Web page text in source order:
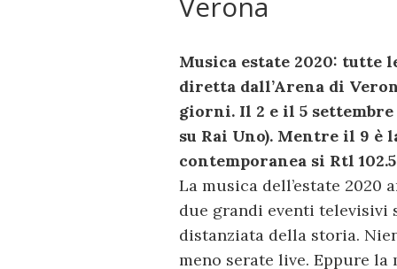
Musica estate 2020:
diretta dall’Arena di
giorni. Il 2 e il 5
su Rai Uno). Mentre il 9 è
contemporanea si Rtl
La musica dell’estate 2020
due grandi eventi televisivi
distanziata della storia.
meno serate live. Eppure la